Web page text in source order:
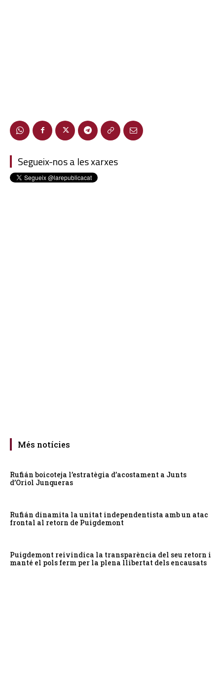
Segueix-nos a les xarxes
Més notícies
Rufián boicoteja l’estratègia d’acostament a Junts
d’Oriol Junqueras
Rufián dinamita la unitat independentista amb un atac
frontal al retorn de Puigdemont
Puigdemont reivindica la transparència del seu retorn i
manté el pols ferm per la plena llibertat dels encausats